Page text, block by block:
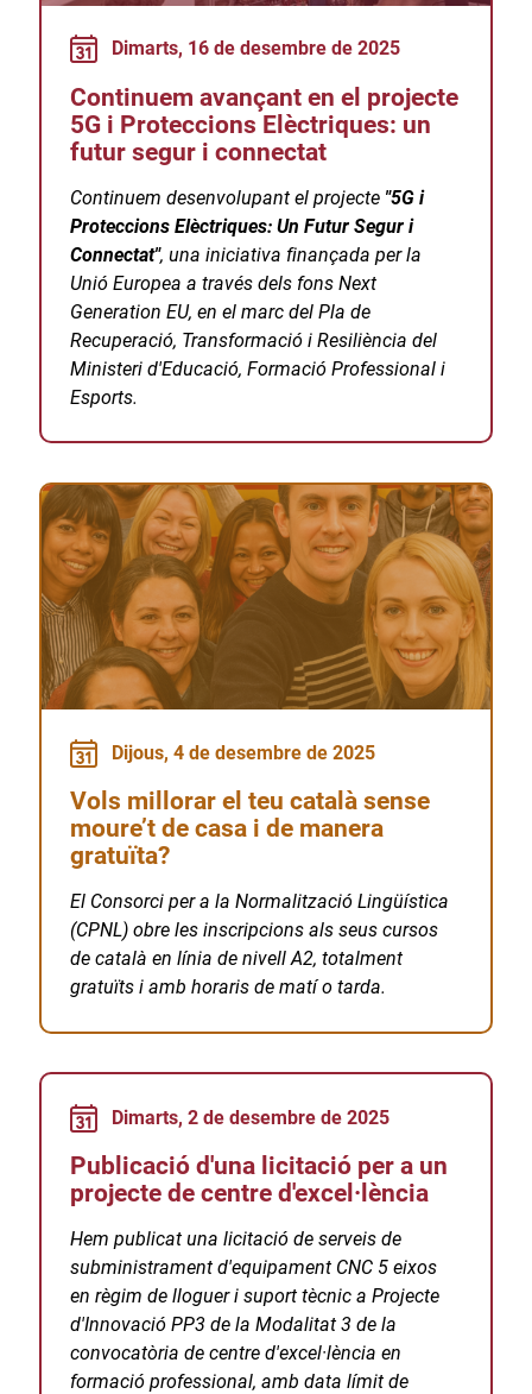
Dimarts, 16 de desembre de 2025
Continuem avançant en el projecte
5G i Proteccions Elèctriques: un
futur segur i connectat
Continuem desenvolupant el projecte "5G i
Proteccions Elèctriques: Un Futur Segur i
Connectat", una iniciativa finançada per la
Unió Europea a través dels fons Next
Generation EU, en el marc del Pla de
Recuperació, Transformació i Resiliència del
Ministeri d'Educació, Formació Professional i
Esports.
Dijous, 4 de desembre de 2025
Vols millorar el teu català sense
moure’t de casa i de manera
gratuïta?
El Consorci per a la Normalització Lingüística
(CPNL) obre les inscripcions als seus cursos
de català en línia de nivell A2, totalment
gratuïts i amb horaris de matí o tarda.
Dimarts, 2 de desembre de 2025
Publicació d'una licitació per a un
projecte de centre d'excel·lència
Hem publicat una licitació de serveis de
subministrament d'equipament CNC 5 eixos
en règim de lloguer i suport tècnic a Projecte
d'Innovació PP3 de la Modalitat 3 de la
convocatòria de centre d'excel·lència en
formació professional, amb data límit de